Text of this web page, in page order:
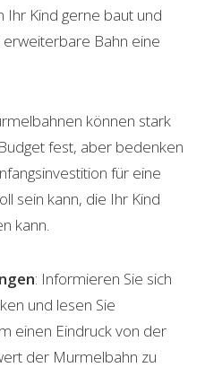
Ihr Kind gerne baut und
Bahn eine
können stark
fest, aber bedenken
für eine
sein kann, die Ihr Kind
kann.
: Informieren Sie sich
und lesen Sie
einen Eindruck von der
der Murmelbahn zu